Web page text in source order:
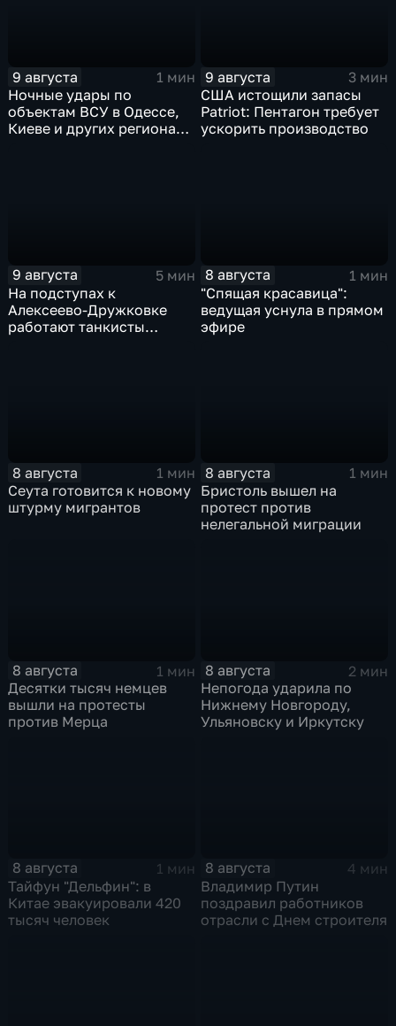
9 августа
1 мин
Ночные удары по
объектам ВСУ в Одессе,
Киеве и других регионах
9 августа
3 мин
США истощили запасы
Patriot: Пентагон требует
ускорить производство
9 августа
5 мин
На подступах к
Алексеево-Дружковке
работают танкисты
8 августа
1 мин
"Спящая красавица":
ведущая уснула в прямом
эфире
8 августа
1 мин
Сеута готовится к новому
штурму мигрантов
8 августа
1 мин
Бристоль вышел на
протест против
нелегальной миграции
8 августа
1 мин
Десятки тысяч немцев
вышли на протесты
против Мерца
8 августа
2 мин
Непогода ударила по
Нижнему Новгороду,
Ульяновску и Иркутску
8 августа
1 мин
Тайфун "Дельфин": в
Китае эвакуировали 420
тысяч человек
8 августа
4 мин
Владимир Путин
поздравил работников
отрасли с Днем строителя